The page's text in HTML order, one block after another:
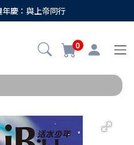
慶：與上帝同行
0